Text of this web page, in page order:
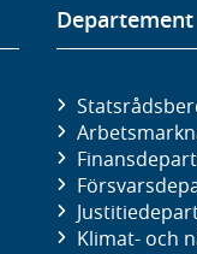
Departement
Klimat- och